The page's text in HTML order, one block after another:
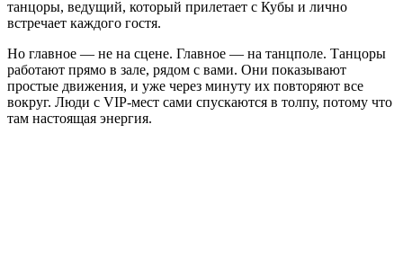
танцоры, ведущий, который прилетает с Кубы и лично
встречает каждого гостя.
Но главное — не на сцене. Главное — на танцполе. Танцоры
работают прямо в зале, рядом с вами. Они показывают
простые движения, и уже через минуту их повторяют все
вокруг. Люди с VIP-мест сами спускаются в толпу, потому что
там настоящая энергия.